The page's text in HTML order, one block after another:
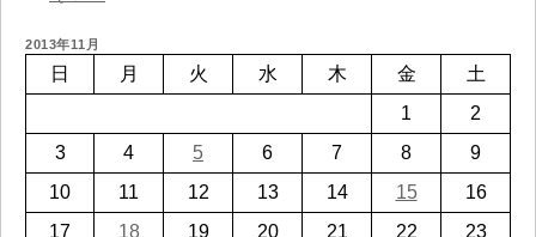
2013年11月
日 月 火 水 木 金
土
1
2
3
4 5 6 7 8
9
10
11 12 13 14 15
16
17
18 19 20 21 22
23